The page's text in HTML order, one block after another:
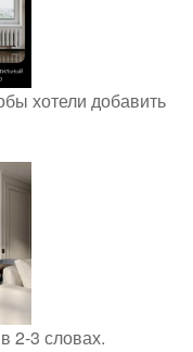
хотели добавить
2-3 словах.